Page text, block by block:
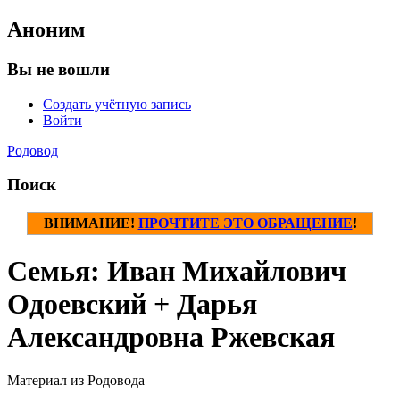
Аноним
Вы не вошли
Создать учётную запись
Войти
Родовод
Поиск
ВНИМАНИЕ! ПРОЧТИТЕ ЭТО ОБРАЩЕНИЕ!
Семья: Иван Михайлович
Одоевский + Дарья
Александровна Ржевская
Материал из Родовода